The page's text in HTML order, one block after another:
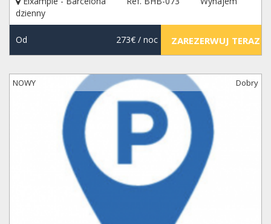
dzienny
Od 273€/ noc ZAREZERWUJ TERAZ
NOWY Dobry